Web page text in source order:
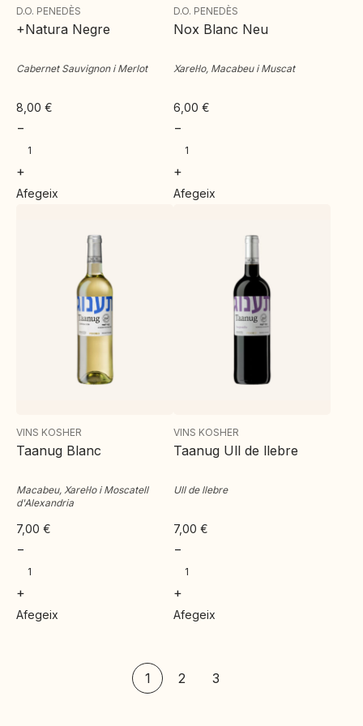
D.O. PENEDÈS
+Natura Negre
Cabernet Sauvignon i Merlot
8,00 €
−
+
Afegeix
D.O. PENEDÈS
Nox Blanc Neu
Xarel·lo, Macabeu i Muscat
6,00 €
−
+
Afegeix
VINS KOSHER
Taanug Blanc
Macabeu, Xarel·lo i Moscatell
d'Alexandria
7,00 €
−
+
Afegeix
VINS KOSHER
Taanug Ull de llebre
Ull de llebre
7,00 €
−
+
Afegeix
1 2 3